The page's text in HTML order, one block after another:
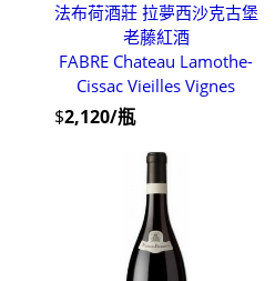
法布荷酒莊 拉夢西沙克古堡
老藤紅酒
FABRE Chateau Lamothe-
Cissac Vieilles Vignes
$2,120/瓶